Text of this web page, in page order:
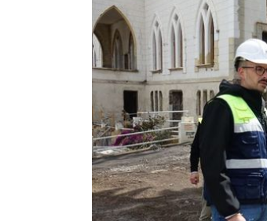
Plan Finde